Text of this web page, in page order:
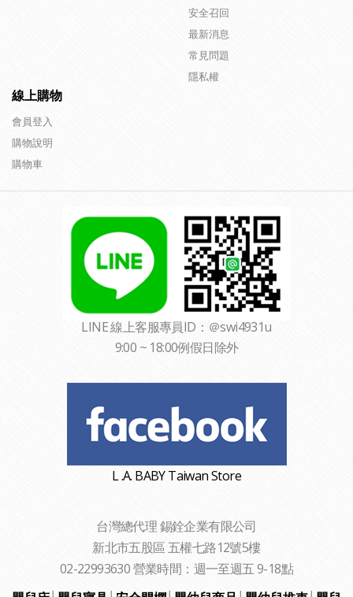
安全召回
最新消息
常見問題
隱私權
線上購物
會員登入
購物說明
購物車
LINE 線上客服專員ID：＠swi4931u
9:00 ~ 18:00例假日除外
L .A. BABY Taiwan Store
台灣總代理 錫銓企業有限公司
新北市五股區 五權七路12號5樓
02-22993630 營業時間：週一至週五 9-18點